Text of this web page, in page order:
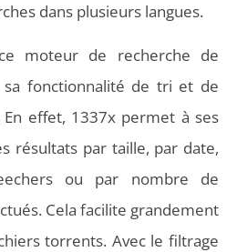
dans plusieurs langues.
moteur de recherche de
fonctionnalité de tri et de
effet, 1337x permet à ses
résultats par taille, par date,
ou par nombre de
Cela facilite grandement
torrents. Avec le filtrage